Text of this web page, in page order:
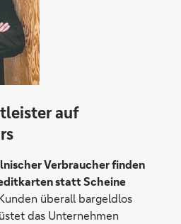
auf
Verbraucher finden
statt Scheine
überall bargeldlos
das Unternehmen